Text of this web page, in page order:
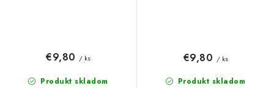
Produkt skladom
€9,80 / ks
Produkt skladom
€9,80 / ks